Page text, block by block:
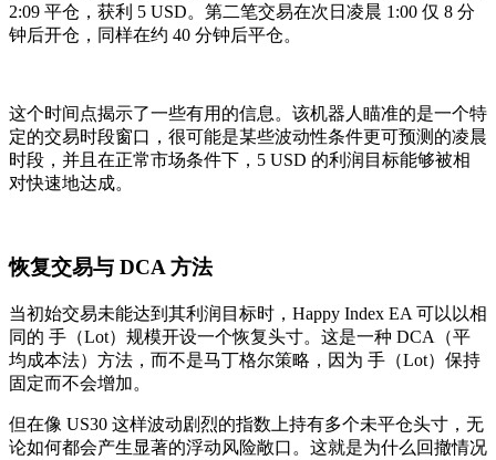
2:09 平仓，获利 5 USD。第二笔交易在次日凌晨 1:00 仅 8 分
钟后开仓，同样在约 40 分钟后平仓。
这个时间点揭示了一些有用的信息。该机器人瞄准的是一个特
定的交易时段窗口，很可能是某些波动性条件更可预测的凌晨
时段，并且在正常市场条件下，5 USD 的利润目标能够被相
对快速地达成。
恢复交易与 DCA 方法
当初始交易未能达到其利润目标时，Happy Index EA 可以以相
同的 手（Lot）规模开设一个恢复头寸。这是一种 DCA（平
均成本法）方法，而不是马丁格尔策略，因为 手（Lot）保持
固定而不会增加。
但在像 US30 这样波动剧烈的指数上持有多个未平仓头寸，无
论如何都会产生显著的浮动风险敞口。这就是为什么回撤情况